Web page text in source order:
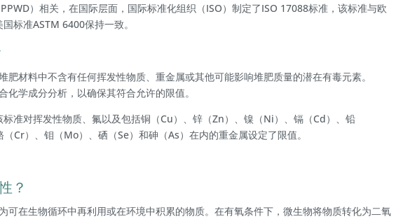
）相关，在国际层面，国际标准化组织（ISO）制定了ISO 17088标准，该标准与欧
标准ASTM 6400保持一致。
肥材料中不含有任何挥发性物质、重金属或其他可能影响堆肥质量的潜在有毒元素。
学成分分析，以确保其符合允许的限值。
准对挥发性物质、氟以及包括铜（Cu）、锌（Zn）、镍（Ni）、镉（Cd）、铅
（Cr）、钼（Mo）、硒（Se）和砷（As）在内的重金属设定了限值。
？
可在生物循环中再利用或在环境中积累的物质。在有氧条件下，微生物将物质转化为二氧